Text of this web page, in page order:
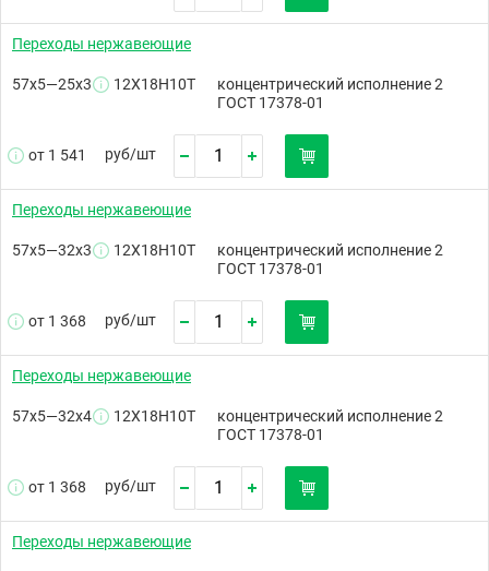
Переходы нержавеющие
57х5—25х3 12Х18Н10Т
концентрический исполнение 2
ГОСТ 17378-01
от 1 541 руб/шт
Переходы нержавеющие
57х5—32х3 12Х18Н10Т
концентрический исполнение 2
ГОСТ 17378-01
от 1 368 руб/шт
Переходы нержавеющие
57х5—32х4 12Х18Н10Т
концентрический исполнение 2
ГОСТ 17378-01
от 1 368 руб/шт
Переходы нержавеющие